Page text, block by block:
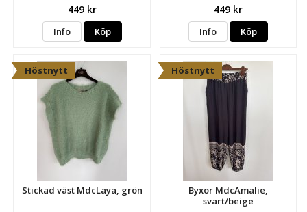
449 kr
Info Köp
449 kr
Info Köp
Höstnytt
Stickad väst MdcLaya, grön
Höstnytt
Byxor MdcAmalie,
svart/beige